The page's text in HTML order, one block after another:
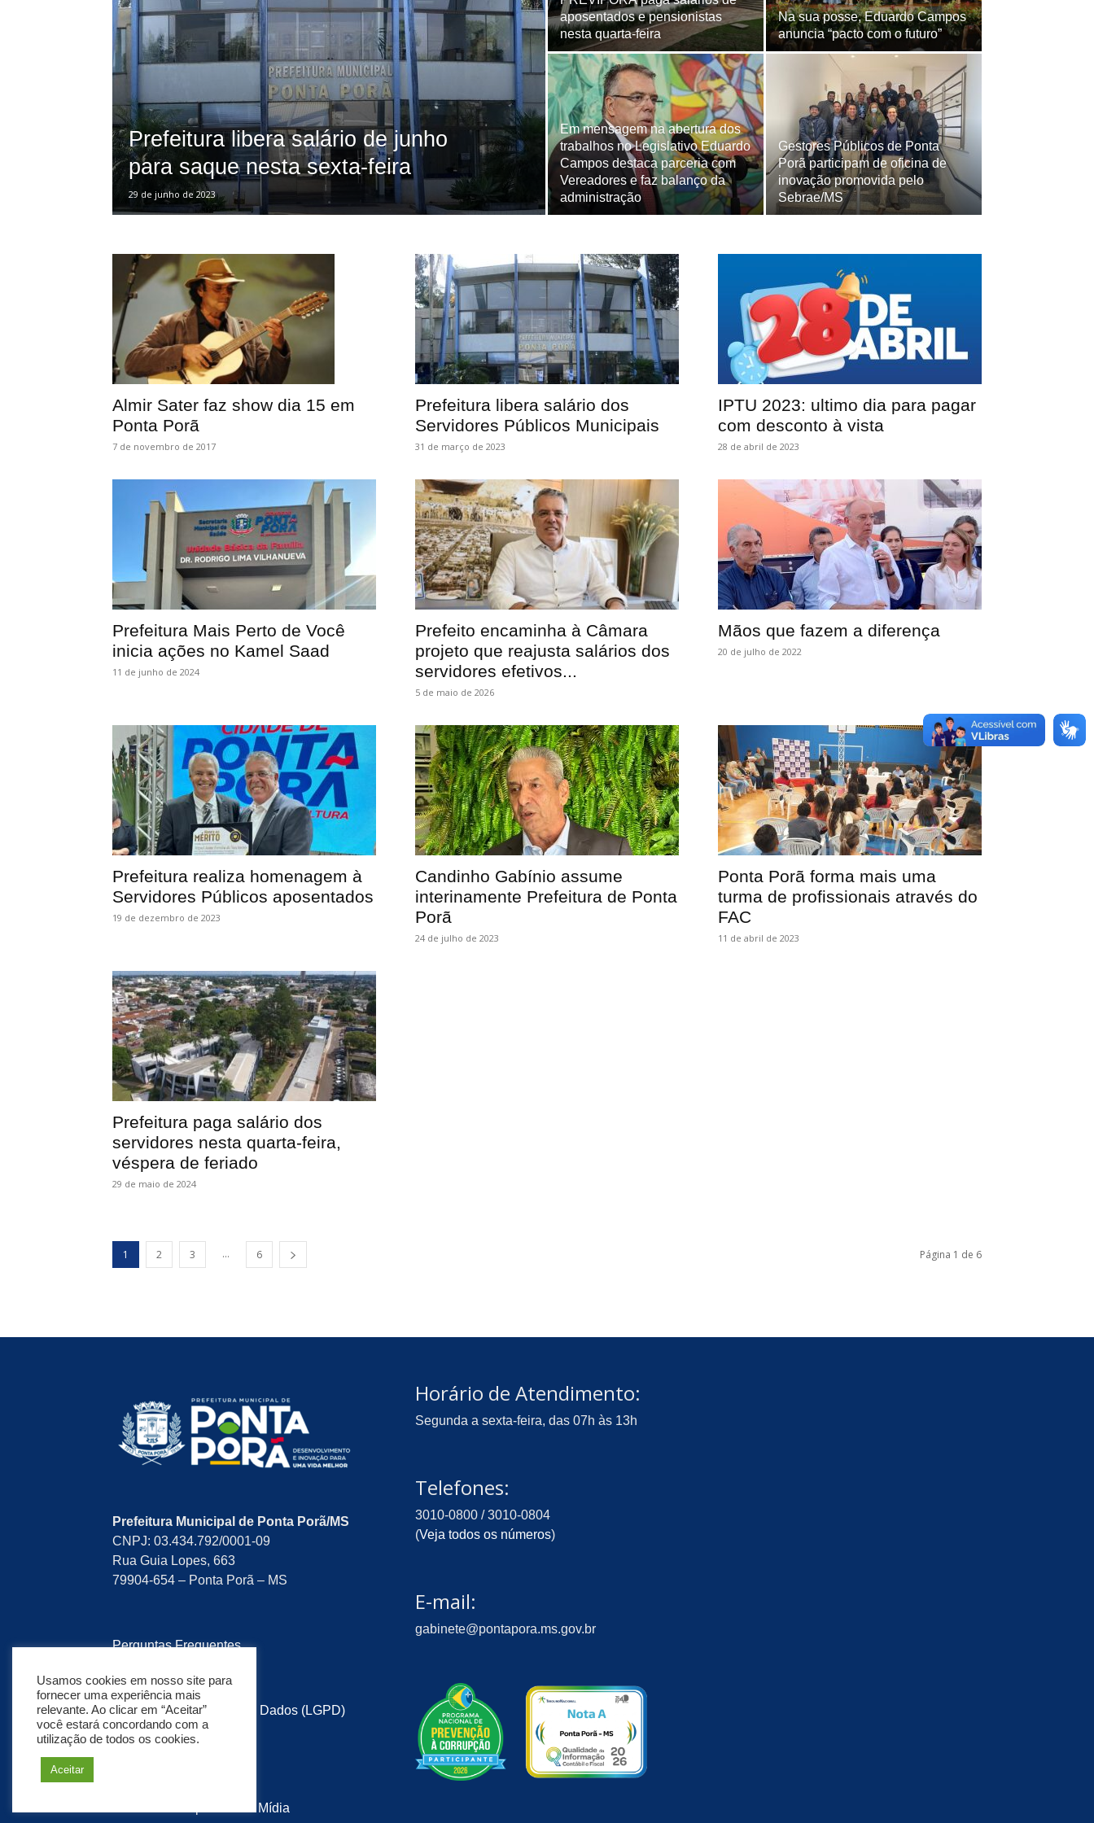
Porã
Prefeitura libera salário de junho
para saque nesta sexta-feira
29 de junho de 2023
aposentados e pensionistas
nesta quarta-feira
Na sua posse, Eduardo Campos
anuncia “pacto com o futuro”
Em mensagem na abertura dos
trabalhos no Legislativo Eduardo
Campos destaca parceria com
Vereadores e faz balanço da
administração
Gestores Públicos de Ponta
Porã participam de oficina de
inovação promovida pelo
Sebrae/MS
Almir Sater faz show dia 15 em
Ponta Porã
7 de novembro de 2017
Prefeitura libera salário dos
Servidores Públicos Municipais
31 de março de 2023
IPTU 2023: ultimo dia para pagar
com desconto à vista
28 de abril de 2023
Prefeitura Mais Perto de Você
inicia ações no Kamel Saad
11 de junho de 2024
Prefeito encaminha à Câmara
projeto que reajusta salários dos
servidores efetivos...
5 de maio de 2026
Mãos que fazem a diferença
20 de julho de 2022
Prefeitura realiza homenagem à
Servidores Públicos aposentados
19 de dezembro de 2023
Candinho Gabínio assume
interinamente Prefeitura de Ponta
Porã
24 de julho de 2023
Ponta Porã forma mais uma
turma de profissionais através do
FAC
11 de abril de 2023
Prefeitura paga salário dos
servidores nesta quarta-feira,
véspera de feriado
29 de maio de 2024
1 2 3 ... 6 Página 1 de 6
Prefeitura Municipal de Ponta Porã/MS
CNPJ: 03.434.792/0001-09
Rua Guia Lopes, 663
79904-654 – Ponta Porã – MS
Perguntas Frequentes
Pesquisa de Satisfação
Lei Geral de Proteção de Dados (LGPD)
Política de Privacidade
Soma Mídia
Horário de Atendimento:
Segunda a sexta-feira, das 07h às 13h
Telefones:
3010-0800 / 3010-0804
(Veja todos os números)
E-mail:
gabinete@pontapora.ms.gov.br
Usamos cookies em nosso site para
fornecer uma experiência mais
relevante. Ao clicar em “Aceitar”
você estará concordando com a
utilização de todos os cookies.
Aceitar